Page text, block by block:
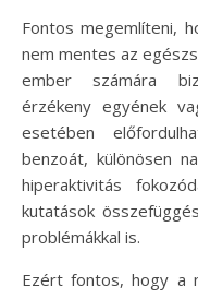
Fontos megemlíteni,
nem mentes az
ember számára
érzékeny egyének
esetében
benzoát, különösen
hiperaktivitás
kutatások
problémákkal is.
Ezért fontos, hogy a